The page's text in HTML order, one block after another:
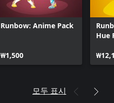
Runbow: Anime Pack
₩1,500
Hue
모두 표시